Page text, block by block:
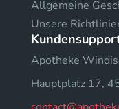
Allgemeine
Unsere
Apotheke
Hauptplatz 17,